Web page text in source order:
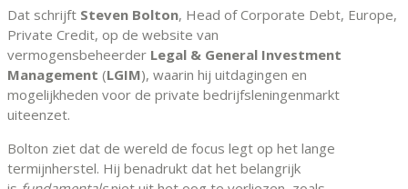
Dat schrijft Steven Bolton, Head of Corporate Debt, Europe,
Private Credit, op de website van
vermogensbeheerder Legal & General Investment
Management (LGIM), waarin hij uitdagingen en
mogelijkheden voor de private bedrijfsleningenmarkt
uiteenzet.
Bolton ziet dat de wereld de focus legt op het lange
termijnherstel. Hij benadrukt dat het belangrijk